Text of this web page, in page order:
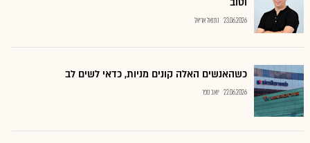
23.06.2026 נתנאל אריאל
כשהאנשים האלה קונים מניות, כדאי לשים לב
22.06.2026 יואב ספר